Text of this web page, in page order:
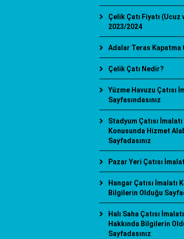
Çelik Çatı Fiyatı (Ucuz
2023/2024
Adalar Teras Kapatma
Çelik Çatı Nedir?
Yüzme Havuzu Çatısı
Sayfasındasınız
Stadyum Çatısı İmalatı
Konusunda Hizmet
Sayfadasınız
Pazar Yeri Çatısı
Hangar Çatısı İmalatı
Bilgilerin Olduğu
Halı Saha Çatısı
Hakkında Bilgilerin
Sayfadasınız